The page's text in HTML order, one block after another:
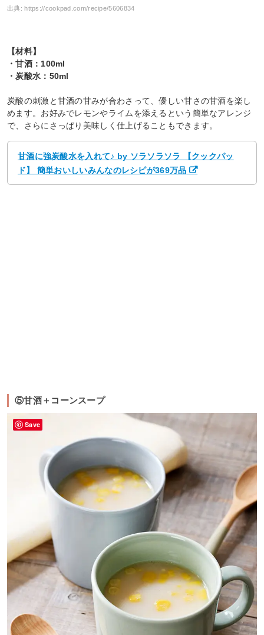
出典:https://cookpad.com/recipe/5606834
【材料】
・甘酒：100ml
・炭酸水：50ml
炭酸の刺激と甘酒の甘みが合わさって、優しい甘さの甘酒を楽し
めます。お好みでレモンやライムを添えるという簡単なアレンジ
で、さらにさっぱり美味しく仕上げることもできます。
甘酒に強炭酸水を入れて♪ by ソラソラソラ 【クックパッ
ド】 簡単おいしいみんなのレシピが369万品
⑤甘酒＋コーンスープ
Save